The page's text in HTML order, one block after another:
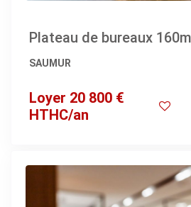
Plateau de bureaux
SAUMUR
Loyer 20 800 €
HTHC/an